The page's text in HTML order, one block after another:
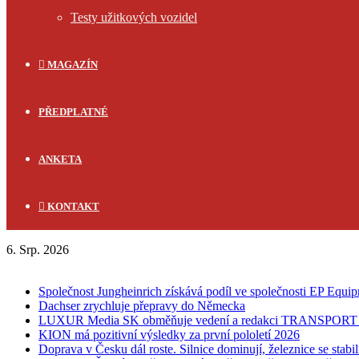
Testy užitkových vozidel
MAGAZÍN
PŘEDPLATNÉ
ANKETA
KONTAKT
6. Srp. 2026
Společnost Jungheinrich získává podíl ve společnosti EP
Dachser zrychluje přepravy do Německa
LUXUR Media SK obměňuje vedení a redakci
KION má pozitivní výsledky za první pololetí 2026
Doprava v Česku dál roste. Silnice dominují, železnice se